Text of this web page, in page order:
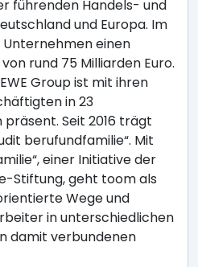
führenden Handels- und
und Europa. Im
einen
rund 75 Milliarden Euro.
Group ist mit ihren
in 23
Seit 2016 trägt
berufundfamilie“. Mit
einer Initiative der
Stiftung, geht toom als
Wege und
in unterschiedlichen
damit verbundenen